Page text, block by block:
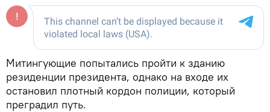
Митингующие попытались пройти к зданию
резиденции президента, однако на входе их
остановил плотный кордон полиции, который
преградил путь.